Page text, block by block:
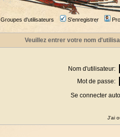
Groupes d'utilisateurs S'enregistrer
Veuillez entrer votre nom
Nom d'utilisateur:
Mot de passe:
Se connecter
J'ai